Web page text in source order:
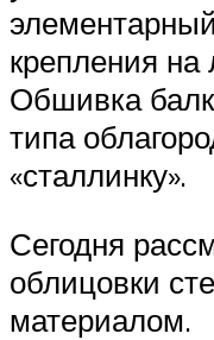
крепления
Обшивка
типа
«сталлинку».
Сегодня
облицовки
материалом.